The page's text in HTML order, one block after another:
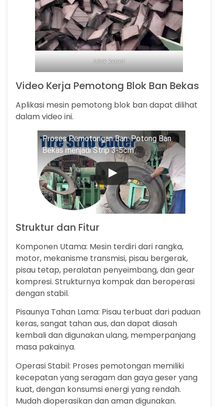
blok karet
Video Kerja Pemotong Blok Ban Bekas
Aplikasi mesin pemotong blok ban dapat dilihat
dalam video ini.
Proses Pemotongan Ban: Potong Ban
Bekas menjadi Strip 3-5cm
Struktur dan Fitur
Komponen Utama: Mesin terdiri dari rangka,
motor, mekanisme transmisi, pisau bergerak,
pisau tetap, peralatan penyeimbang, dan gear
kompresi. Strukturnya kompak dan beroperasi
dengan stabil.
Pisaunya Tahan Lama: Pisau terbuat dari paduan
keras, sangat tahan aus, dan dapat diasah
kembali dan digunakan ulang, memperpanjang
masa pakainya.
Operasi Stabil: Proses pemotongan memiliki
kecepatan yang seragam dan gaya geser yang
kuat, dengan konsumsi energi yang rendah.
Mudah dioperasikan dan aman digunakan.